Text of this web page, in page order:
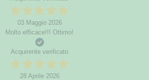
03 Maggio 2026
Molto efficace!!! Ottimo!
Acquirente verificato
28 Aprile 2026